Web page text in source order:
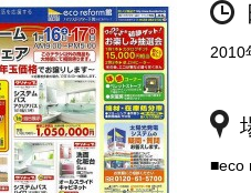
2010
■eco